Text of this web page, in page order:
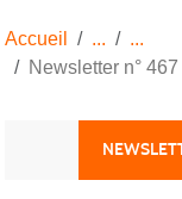
Accueil
Newsletter n°